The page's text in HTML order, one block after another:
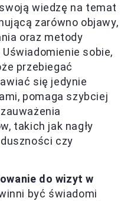
wiedzę na temat
zarówno objawy,
oraz metody
sobie,
przebiegać
się jedynie
pomaga szybciej
takich jak nagły
czy
do wizyt w
być świadomi